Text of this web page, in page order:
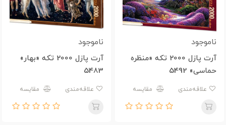
ناموجود
آرت پازل 2000 تکه «منظره
حماسی» 5492
مقایسه
ناموجود
آرت پازل 2000 تکه «بهار»
5483
مقایسه